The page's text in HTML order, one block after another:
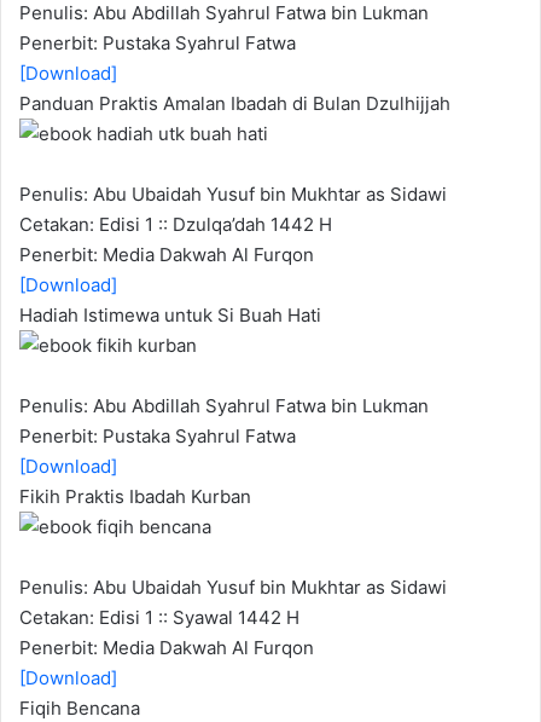
Penulis: Abu Abdillah Syahrul Fatwa bin Lukman
Penerbit: Pustaka Syahrul Fatwa
[Download]
Panduan Praktis Amalan Ibadah di Bulan Dzulhijjah
Penulis: Abu Ubaidah Yusuf bin Mukhtar as Sidawi
Cetakan: Edisi 1 :: Dzulqa’dah 1442 H
Penerbit: Media Dakwah Al Furqon
[Download]
Hadiah Istimewa untuk Si Buah Hati
Penulis: Abu Abdillah Syahrul Fatwa bin Lukman
Penerbit: Pustaka Syahrul Fatwa
[Download]
Fikih Praktis Ibadah Kurban
Penulis: Abu Ubaidah Yusuf bin Mukhtar as Sidawi
Cetakan: Edisi 1 :: Syawal 1442 H
Penerbit: Media Dakwah Al Furqon
[Download]
Fiqih Bencana